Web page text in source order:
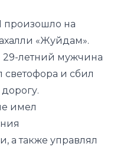
произошло на
«Жуйдам».
летний мужчина
светофора и сбил
имел
а также управлял